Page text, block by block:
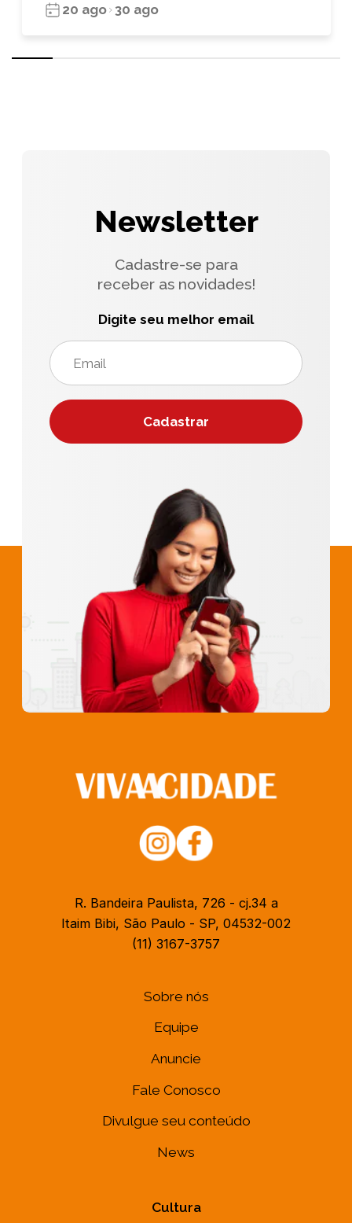
20 ago 30 ago
Newsletter
Cadastre-se para
receber as novidades!
Digite seu melhor email
R. Bandeira Paulista, 726 - cj.34 a
Itaim Bibi, São Paulo - SP, 04532-002
(11) 3167-3757
Sobre nós
Equipe
Anuncie
Fale Conosco
Divulgue seu conteúdo
News
Cultura